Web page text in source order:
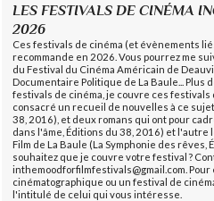
LES FESTIVALS DE CINÉMA
2026
Ces festivals de cinéma (et évènements
recommande en 2026. Vous pourrez me
du Festival du Cinéma Américain de
Documentaire Politique de La Baule... Plus
festivals de cinéma, je couvre ces festivals
consacré un recueil de nouvelles à ce
38, 2016), et deux romans qui ont pour
dans l'âme, Éditions du 38, 2016) et l'autre
Film de La Baule (La Symphonie des rêves,
souhaitez que je couvre votre festival ?
inthemoodforfilmfestivals@gmail.com.
cinématographique ou un festival de
l'intitulé de celui qui vous intéresse.